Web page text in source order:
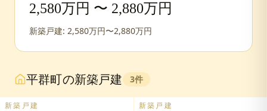
2,580万円 〜 2,880万円
新築戸建: 2,580万円〜2,880万円
平群町の新築戸建 3件
新築戸建 新築戸建